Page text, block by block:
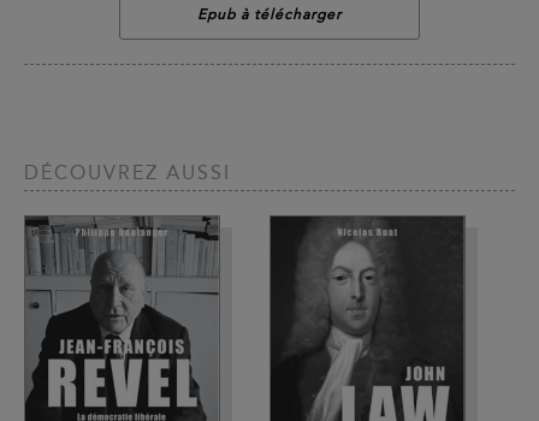
Epub à télécharger
DÉCOUVREZ AUSSI